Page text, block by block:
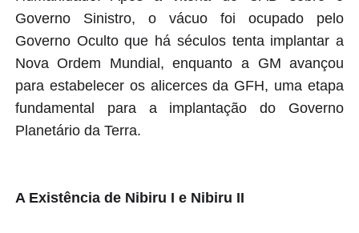
Governo Sinistro, o vácuo foi ocupado pelo
Governo Oculto que há séculos tenta implantar a
Nova Ordem Mundial, enquanto a GM avançou
para estabelecer os alicerces da GFH, uma etapa
fundamental para a implantação do Governo
Planetário da Terra.
A Existência de Nibiru I e Nibiru II